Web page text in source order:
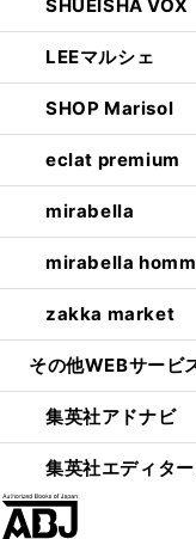
SHUEISHA VOX
LEEマルシェ
SHOP Marisol
eclat premium
mirabella
mirabella
zakka market
その他WEBサービ
集英社アドナビ
集英社エディタ